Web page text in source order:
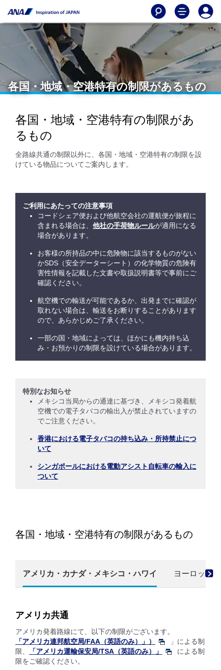
各国・地域・空港特有の制限があるもの
各国・地域・空港特有の制限があ
るもの
全路線共通の制限以外に、各国・地域・空港特有の制限を設
けている物品についてご案内します。
ご利用にあたっての注意事項
コードシェア便および他航空会社の運航便が旅程に
含まれる場合は、 他社の手荷物ルールが適用になる
場合があります。
お客様の所持品の中に危険物に該当するものがない
かSDS（安全データーシート）の化学物質の危険有
害性情報を記載した文書や取扱説明書等で事前にご
確認ください。
航空機での輸送が可能であるか、出発までに確認が
取れない場合は、輸送をお断りすることがあります
ので、あらかじめご了承ください。
一部の国・地域によっては、ほかにも機内持ち込
み・お預かりの制限を設けている場合があります。
特別なお知らせ
メキシコ当局からの通達に基づき、メキシコ発着航
空機での電子タバコの輸出入が禁止されていますの
でご注意ください。
香港における電子タバコの持ち込み・所持禁止につ
いて
シンガポールにおける電動アシスト自転車の輸入に
ついて
各国・地域・空港特有の制限があるもの
アメリカ・カナダ・メキシコ・ハワイ ヨーロッパ
アメリカ共通
アメリカ発着路線にて、以下の制限がございます。
「アメリカ連邦航空局/FAA（英語のみ）」）
」による制
限、
「アメリカ運輸保安局/TSA（英語のみ）」
による制
限をご確認ください。